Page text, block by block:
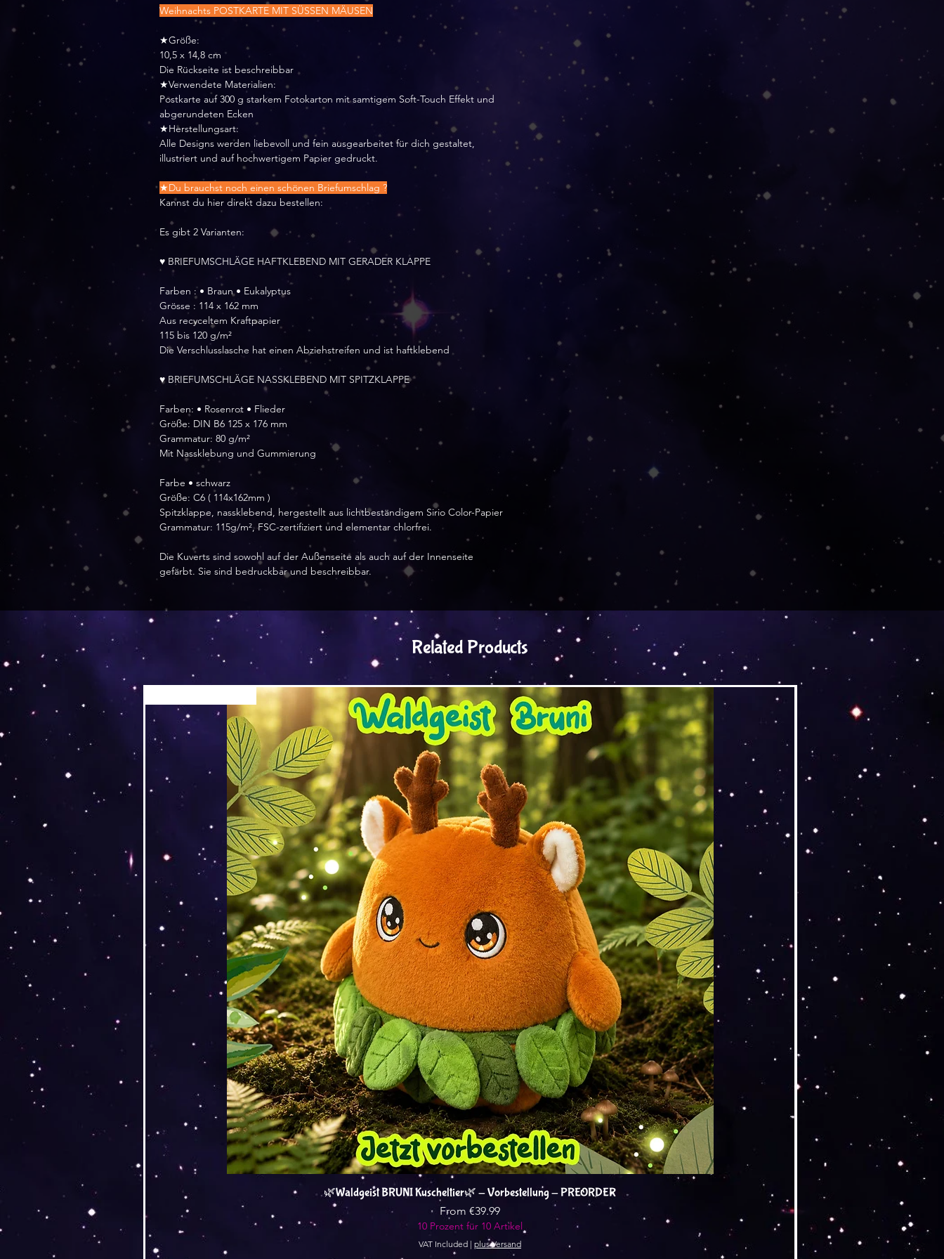
Weihnachts POSTKARTE MIT SÜSSEN MÄUSEN
★Größe:
10,5 x 14,8 cm
Die Rückseite ist beschreibbar
★Verwendete Materialien:
Postkarte auf 300 g starkem Fotokarton mit samtigem Soft-Touch Effekt und
abgerundeten Ecken
★Herstellungsart:
Alle Designs werden liebevoll und fein ausgearbeitet für dich gestaltet,
illustriert und auf hochwertigem Papier gedruckt.
★Du brauchst noch einen schönen Briefumschlag ?
Kannst du hier direkt dazu bestellen:
Es gibt 2 Varianten:
♥ BRIEFUMSCHLÄGE HAFTKLEBEND MIT GERADER KLAPPE
Farben : • Braun • Eukalyptus
Grösse : 114 x 162 mm
Aus recyceltem Kraftpapier
115 bis 120 g/m²
Die Verschlusslasche hat einen Abziehstreifen und ist haftklebend
♥ BRIEFUMSCHLÄGE NASSKLEBEND MIT SPITZKLAPPE
Farben: • Rosenrot • Flieder
Größe: DIN B6 125 x 176 mm
Grammatur: 80 g/m²
Mit Nassklebung und Gummierung
Farbe • schwarz
Größe: C6 ( 114x162mm )
Spitzklappe, nassklebend, hergestellt aus lichtbeständigem Sirio Color-Papier
Grammatur: 115g/m², FSC-zertifiziert und elementar chlorfrei.
Die Kuverts sind sowohl auf der Außenseite als auch auf der Innenseite
gefärbt. Sie sind bedruckbar und beschreibbar.
Related Products
Quick View
🌿Waldgeist BRUNI Kuscheltier🌿 - Vorbestellung - PREORDER
From €39.99
Sale Price
10 Prozent für 10 Artikel
VAT Included | plus Versand
Versand by DruckGuru